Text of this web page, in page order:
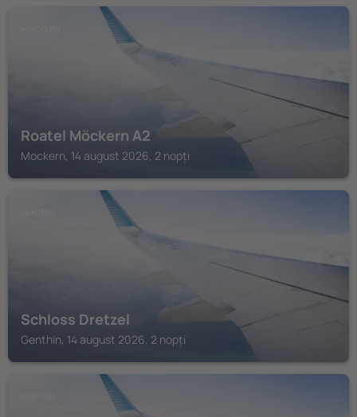
Roatel Möckern A2
Mockern, 14 august 2026, 2 nopți
Schloss Dretzel
Genthin, 14 august 2026, 2 nopți